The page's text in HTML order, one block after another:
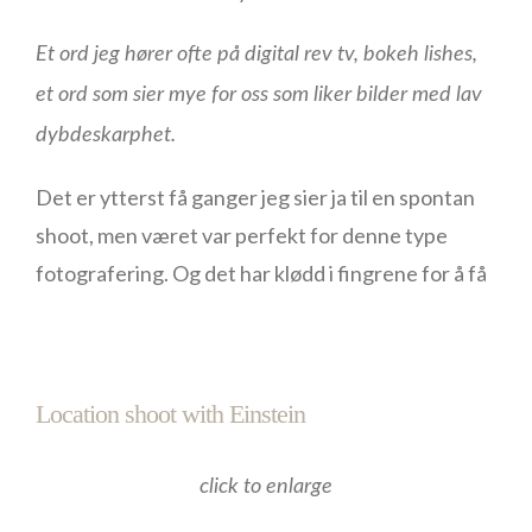
Et ord jeg hører ofte på digital rev tv, bokeh lishes,
et ord som sier mye for oss som liker bilder med lav
dybdeskarphet.
Det er ytterst få ganger jeg sier ja til en spontan
shoot, men været var perfekt for denne type
fotografering. Og det har klødd i fingrene for å få
Location shoot with Einstein
click to enlarge